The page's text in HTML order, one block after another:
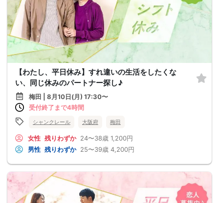
【わたし、平日休み】すれ違いの生活をしたくな
い、同じ休みのパートナー探し♪
梅田 | 8月10日(月) 17:30〜
受付終了まで4時間
シャンクレール 大阪府 梅田
女性 残りわずか 24〜38歳 1,200円
男性 残りわずか 25〜39歳 4,200円